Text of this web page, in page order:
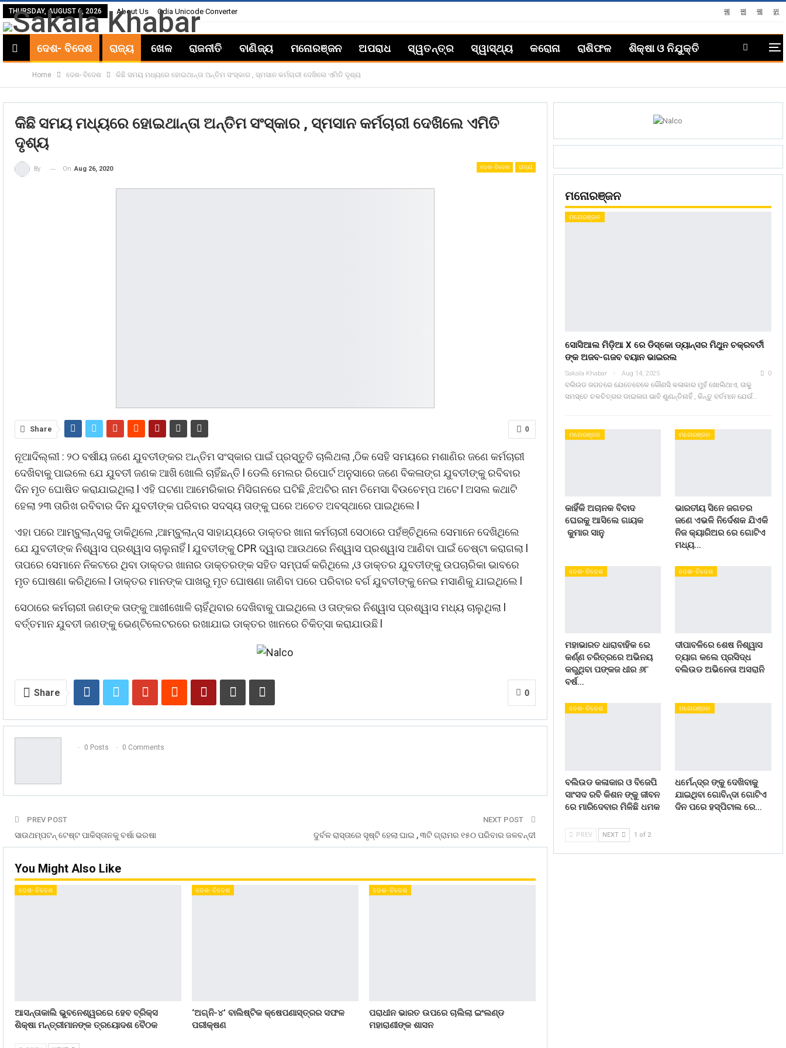
THURSDAY, AUGUST 6, 2026 About Us Odia Unicode Converter
ଦେଶ- ବିଦେଶ ରାଜ୍ୟ ଖେଳ ରାଜନୀତି ବାଣିଜ୍ୟ ମନୋରଞ୍ଜନ ଅପରାଧ ସ୍ୱତନ୍ତ୍ର ସ୍ୱାସ୍ଥ୍ୟ କରୋନା ରାଶିଫଳ ଶିକ୍ଷା ଓ ନିଯୁକ୍ତି
Home ଦେଶ- ବିଦେଶ କିଛି ସମୟ ମଧ୍ୟରେ ହୋଇଥାନ୍ତା ଅନ୍ତିମ ସଂସ୍କାର , ସ୍ମସାନ କର୍ମଚାରୀ ଦେଖିଲେ ଏମିତି ଦୃଶ୍ୟ
କିଛି ସମୟ ମଧ୍ୟରେ ହୋଇଥାନ୍ତା ଅନ୍ତିମ ସଂସ୍କାର , ସ୍ମସାନ କର୍ମଚାରୀ ଦେଖିଲେ ଏମିତି
ଦୃଶ୍ୟ
ଦେଶ- ବିଦେଶ ରାଜ୍ୟ
By On Aug 26, 2020
0
Share
ନୂଆଦିଲ୍ଲୀ : ୨୦ ବର୍ଷୀୟ ଜଣେ ଯୁବତୀଙ୍କର ଅନ୍ତିମ ସଂସ୍କାର ପାଇଁ ପ୍ରସ୍ତୁତି ଚାଲିଥଲା ,ଠିକ ସେହି ସମୟରେ ମଶାଣିର ଜଣେ କର୍ମଚାରୀ
ଦେଖିବାକୁ ପାଇଲେ ଯେ ଯୁବତୀ ଜଣକ ଆଖି ଖୋଲି ଚାହିଁଛନ୍ତି l ଡେଲି ମେଲର ରିପୋର୍ଟ ଅନୁସାରେ ଜଣେ ବିକଳାଙ୍ଗ ଯୁବତୀଙ୍କୁ ରବିବାର
ଦିନ ମୃତ ଘୋଷିତ କରାଯାଇଥିଲା l ଏହି ଘଟଣା ଆମେରିକାର ମିସିଗନରେ ଘଟିଛି ,ଝିଅଟିର ନାମ ତିମେସା ବିଉଚେମ୍ପ ଅଟେ l ଅସଲ କଥାଟି
ହେଲା ୨୩ ତାରିଖ ରବିବାର ଦିନ ଯୁବତୀଙ୍କ ପରିବାର ସଦସ୍ୟ ତାଙ୍କୁ ଘରେ ଅଚେତ ଅବସ୍ଥାରେ ପାଇଥିଲେ l
ଏହା ପରେ ଆମ୍ବୁଲାନ୍ସକୁ ଡାକିଥିଲେ ,ଆମ୍ବୁଲାନ୍ସ ସାହାଯ୍ୟରେ ଡାକ୍ତର ଖାନା କର୍ମଚାରୀ ସେଠାରେ ପହଁଞ୍ଚିଥିଲେ ସେମାନେ ଦେଖିଥିଲେ
ଯେ ଯୁବତୀଙ୍କ ନିଶ୍ୱାସ ପ୍ରଶ୍ୱାସ ଚାଲୁନାହିଁ l ଯୁବତୀଙ୍କୁ CPR ଦ୍ୱାରା ଆଉଥରେ ନିଶ୍ୱାସ ପ୍ରଶ୍ୱାସ ଆଣିବା ପାଇଁ ଚେଷ୍ଟା କରାଗଲା l
ତାପରେ ସେମାନେ ନିକଟରେ ଥିବା ଡାକ୍ତର ଖାନାର ଡାକ୍ତରଙ୍କ ସହିତ ସମ୍ପର୍କ କରିଥିଲେ ,ଓ ଡାକ୍ତର ଯୁବତୀଙ୍କୁ ଉପଚାରିକା ଭାବରେ
ମୃତ ଘୋଷଣା କରିଥିଲେ l ଡାକ୍ତର ମାନଙ୍କ ପାଖରୁ ମୃତ ଘୋଷଣା ଜାଣିବା ପରେ ପରିବାର ବର୍ଗ ଯୁବତୀଙ୍କୁ ନେଇ ମସାଣିକୁ ଯାଇଥିଲେ l
ସେଠାରେ କର୍ମଚାରୀ ଜଣଙ୍କ ତାଙ୍କୁ ଆଖୀଖୋଳି ଚାହିଁଥିବାର ଦେଖିବାକୁ ପାଇଥିଲେ ଓ ତାଙ୍କର ନିଶ୍ୱାସ ପ୍ରଶ୍ୱାସ ମଧ୍ୟ ଚାଲୁଥିଲା l
ବର୍ତ୍ତମାନ ଯୁବତୀ ଜଣଙ୍କୁ ଭେଣ୍ଟିଲେଟରରେ ରଖାଯାଇ ଡାକ୍ତର ଖାନରେ ଚିକିତ୍ସା କରାଯାଉଛି l
0
Share
0 Posts 0 Comments
PREV POST
ସାଉଥମ୍ପଟନ୍‌ ଟେଷ୍ଟ ପାକିସ୍ତାନକୁ ବର୍ଷା ଭରଷା
NEXT POST
ଦୁର୍ବଳ ରାସ୍ତାରେ ସୃଷ୍ଟି ହେଲା ଘାଇ , ୩ଟି ଗ୍ରାମର ୧୫୦ ପରିବାର ଜଳବନ୍ଦୀ
You Might Also Like
ଦେଶ- ବିଦେଶ
ଆସନ୍ତାକାଲି ଭୁବନେଶ୍ୱରରେ ହେବ ବ୍ରିକ୍ସ
ଶିକ୍ଷା ମନ୍ତ୍ରୀମାନଙ୍କ ତ୍ରୟୋଦଶ ବୈଠକ
ଦେଶ- ବିଦେଶ
‘ଅଗ୍ନି-୪’ ବାଲିଷ୍ଟିକ କ୍ଷେପଣାସ୍ତ୍ରର ସଫଳ
ପରୀକ୍ଷଣ
ଦେଶ- ବିଦେଶ
ପରାଧୀନ ଭାରତ ଉପରେ ଚାଲିଲା ଇଂଲଣ୍ଡ
ମହାରାଣୀଙ୍କ ଶାସନ
ମନୋରଞ୍ଜନ
ମନୋରଞ୍ଜନ
ସୋସିଆଲ ମିଡ଼ିଆ X ରେ ଡିସ୍କୋ ଡ୍ୟାନ୍ସର ମିଥୁନ ଚକ୍ରବର୍ତୀ
ଙ୍କ ଅଜବ-ଗଜବ ବୟାନ ଭାଇରଲ
Sakala Khabar Aug 14, 2025 0
ବଲିଉଡ ଜଗତରେ ଯେତେବେଳେ କୌଣସି କଳାକାର ମୁହଁ ଖୋଲିଥାଏ, ତାକୁ
ସମସ୍ତେ ଚଳଚିତ୍ରର ଡାଇଲଗ ଭାବି ଶୁଣନ୍ତିନାହିଁ , କିନ୍ତୁ ବର୍ତମାନ ଯେଉଁ…
ମନୋରଞ୍ଜନ
କାହିଁକି ଅଚାନକ ବିବାଦ
ଘେରକୁ ଆସିଲେ ଗାୟକ
କୁମାର ସାନୁ
ମନୋରଞ୍ଜନ
ଭାରତୀୟ ସିନେ ଜଗତର
ଜଣେ ଏଭଳି ନିର୍ଦେଶକ ଯିଏକି
ନିଜ କ୍ୟାରିଅର ରେ ଗୋଟିଏ
ମଧ୍ୟ…
ଦେଶ- ବିଦେଶ
ମହାଭାରତ ଧାରାବାହିକ ରେ
କର୍ଣ୍ଣ ଚରିତ୍ରରେ ଅଭିନୟ
କରୁଥିବା ପଙ୍କଜ ଧୀର ୬୮
ବର୍ଷ…
ଦେଶ- ବିଦେଶ
ଦୀପାବଳିରେ ଶେଷ ନିଶ୍ୱାସ
ତ୍ୟାଗ କଲେ ପ୍ରସିଦ୍ଧ
ବଲିଉଡ ଅଭିନେତା ଅସରାନି
ଦେଶ- ବିଦେଶ
ବଲିଉଡ କଳାକାର ଓ ବିଜେପି
ସାଂସଦ ରବି କିଶନ ଙ୍କୁ ଜୀବନ
ରେ ମାରିଦେବାର ମିଳିଛି ଧମକ
ମନୋରଞ୍ଜନ
ଧର୍ମେନ୍ଦ୍ର ଙ୍କୁ ଦେଖିବାକୁ
ଯାଇଥିବା ଗୋବିନ୍ଦା ଗୋଟିଏ
ଦିନ ପରେ ହସ୍ପିଟାଲ ରେ…
PREV NEXT 1 of 2